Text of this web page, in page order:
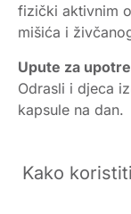
fizički aktivnim
mišića i
Upute za
Odrasli i djeca
kapsule na dan.
Kako koristiti